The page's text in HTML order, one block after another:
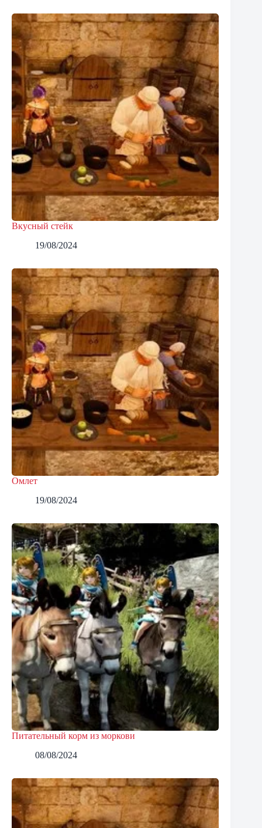
Вкусный стейк
19/08/2024
Омлет
19/08/2024
Питательный корм из моркови
08/08/2024